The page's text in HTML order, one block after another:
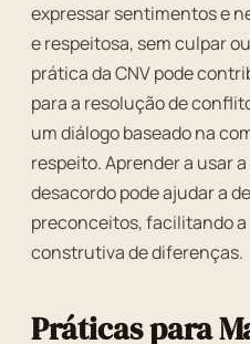
expressar sentimentos e
e respeitosa, sem culpar
prática da CNV pode
para a resolução de
um diálogo baseado na
respeito. Aprender a usar
desacordo pode ajudar a
preconceitos, facilitando
construtiva de diferenças.
Práticas para